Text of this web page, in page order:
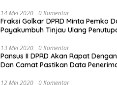
14 Mei 2020 0 Komentar
Fraksi Golkar DPRD Minta Pemko
Payakumbuh Tinjau Ulang
13 Mei 2020 0 Komentar
Pansus II DPRD Akan Rapat
Dan Camat Pastikan Data
12 Mei 2020 0 Komentar